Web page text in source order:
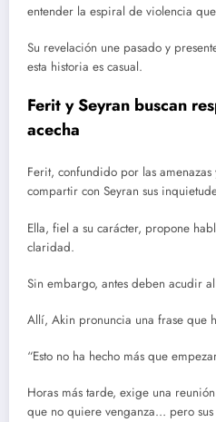
entender la espiral de violencia
Su revelación une pasado y
esta historia es casual.
Ferit y Seyran buscan
acecha
Ferit, confundido por las
compartir con Seyran sus
Ella, fiel a su carácter, propone
claridad.
Sin embargo, antes deben acudir
Allí, Akin pronuncia una frase que
“Esto no ha hecho más que
Horas más tarde, exige una
que no quiere venganza… pero sus